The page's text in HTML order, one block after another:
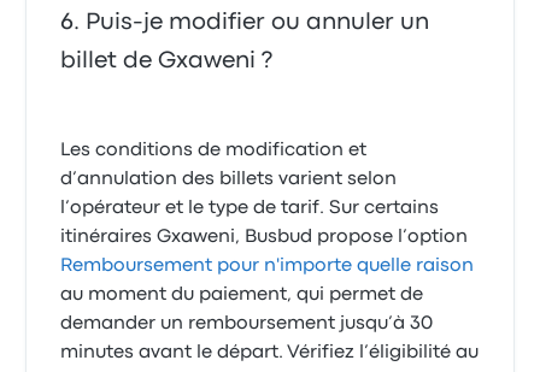
Puis-je modifier ou annuler un
billet de Gxaweni ?
Les conditions de modification et
d’annulation des billets varient selon
l’opérateur et le type de tarif. Sur certains
itinéraires Gxaweni, Busbud propose l’option
Remboursement pour n'importe quelle raison
au moment du paiement, qui permet de
demander un remboursement jusqu’à 30
minutes avant le départ. Vérifiez l’éligibilité au